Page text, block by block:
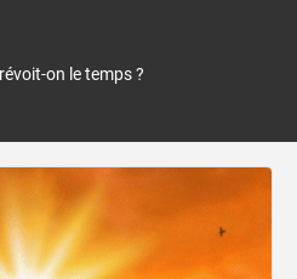
on le temps ?